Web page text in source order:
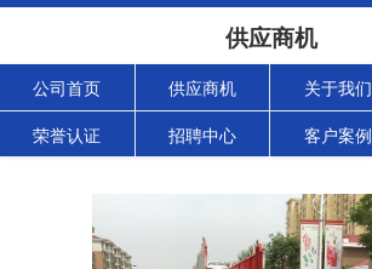
供应商机
公司首页 供应商机 关于我们
荣誉认证 招聘中心 客户案例